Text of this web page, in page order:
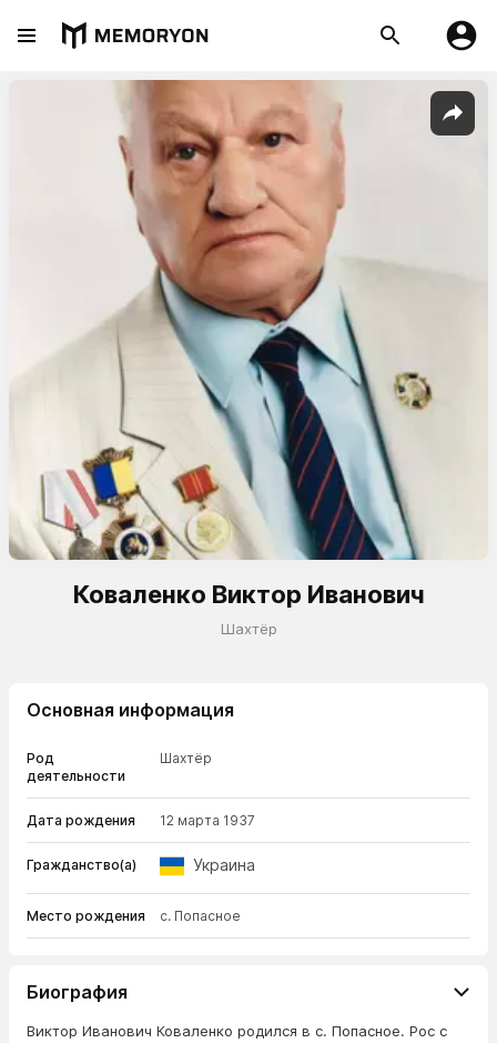
Коваленко Виктор Иванович
Шахтёр
Основная информация
Род
деятельности
Шахтёр
Дата рождения 12 марта 1937
Гражданство(а) Украина
Место рождения с. Попасное
Биография
Виктор Иванович Коваленко родился в с. Попасное. Рос с